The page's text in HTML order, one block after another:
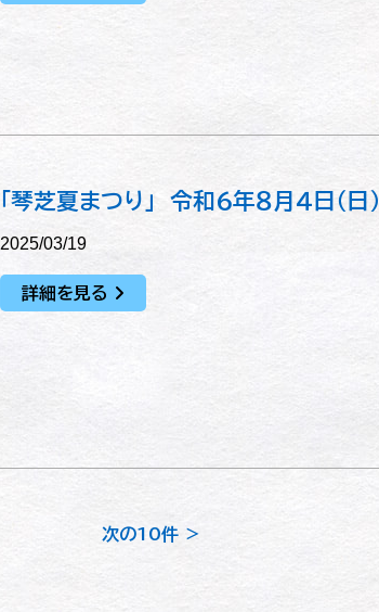
「琴芝夏まつり」 令和６年８月４日（日）
2025/03/19
詳細を見る
次の10件 ＞